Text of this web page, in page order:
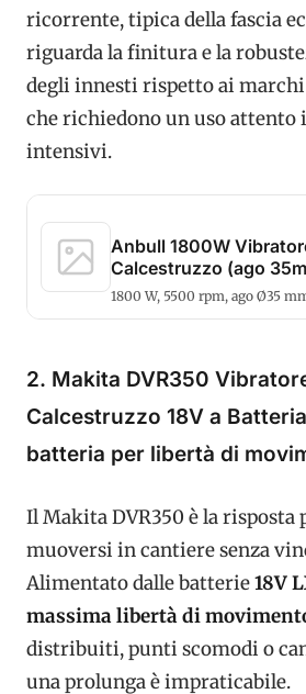
ricorrente, tipica della fascia
riguarda la finitura e la
degli innesti rispetto ai
che richiedono un uso attento
intensivi.
Anbull 1800W
Calcestruzzo (ago
1800 W, 5500 rpm, ago Ø35
2. Makita DVR350
Calcestruzzo 18V a
batteria per libertà di
Il Makita DVR350 è la risposta
muoversi in cantiere senza
Alimentato dalle batterie18V
massima libertà di
distribuiti, punti scomodi o
una prolunga è impraticabile.